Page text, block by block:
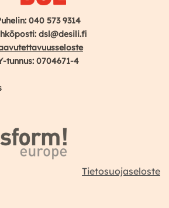
040 573 9314
dsl@desili.fi
tunnus: 0704671-4
Tietosuojaseloste